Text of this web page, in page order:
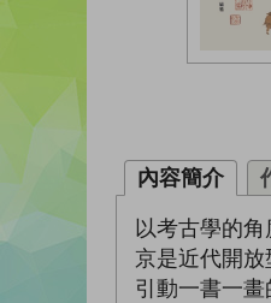
內容簡介
以考古學的
京是近代開放
引動一書一